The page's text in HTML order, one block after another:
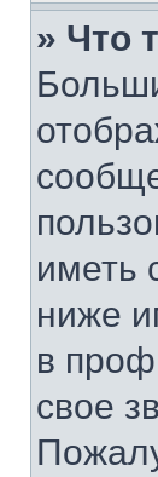
» Что
иметь
ниже
в
свое